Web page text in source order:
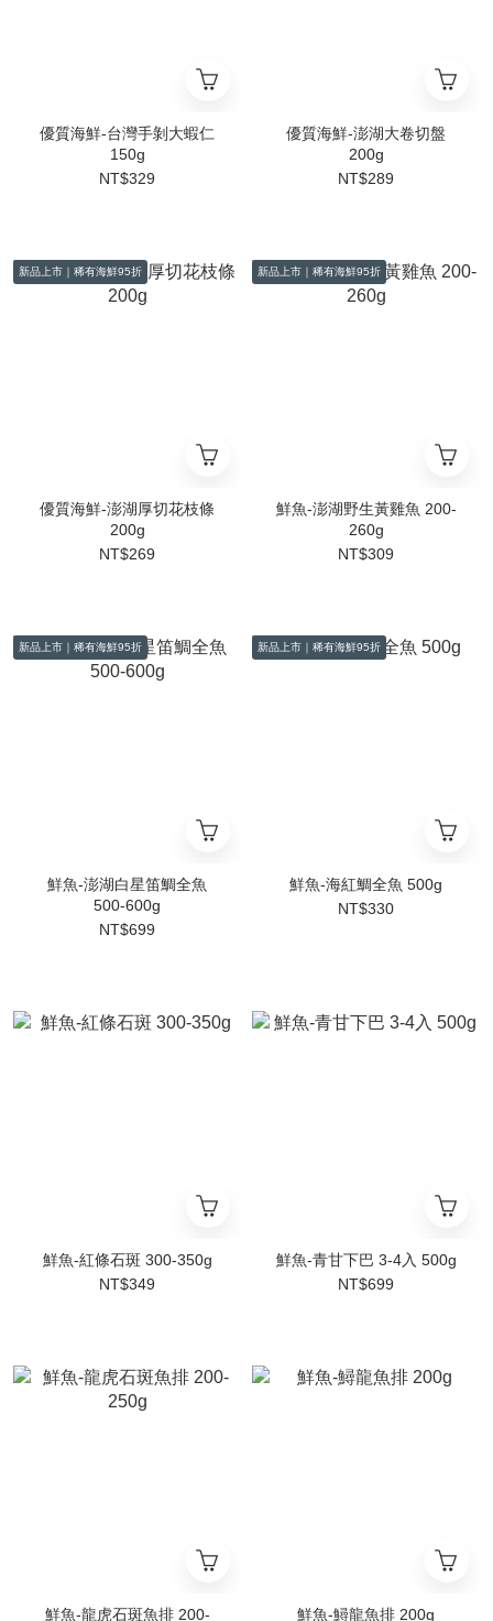
優質海鮮-台灣手剝大蝦仁
150g
NT$329
優質海鮮-澎湖大卷切盤
200g
NT$289
新品上市｜稀有海鮮95折
優質海鮮-澎湖厚切花枝條
200g
NT$269
新品上市｜稀有海鮮95折
鮮魚-澎湖野生黃雞魚 200-
260g
NT$309
新品上市｜稀有海鮮95折
鮮魚-澎湖白星笛鯛全魚
500-600g
NT$699
新品上市｜稀有海鮮95折
鮮魚-海紅鯛全魚 500g
NT$330
鮮魚-紅條石斑 300-350g
NT$349
鮮魚-青甘下巴 3-4入 500g
NT$699
鮮魚-龍虎石斑魚排 200- 鮮魚-鱘龍魚排 200g